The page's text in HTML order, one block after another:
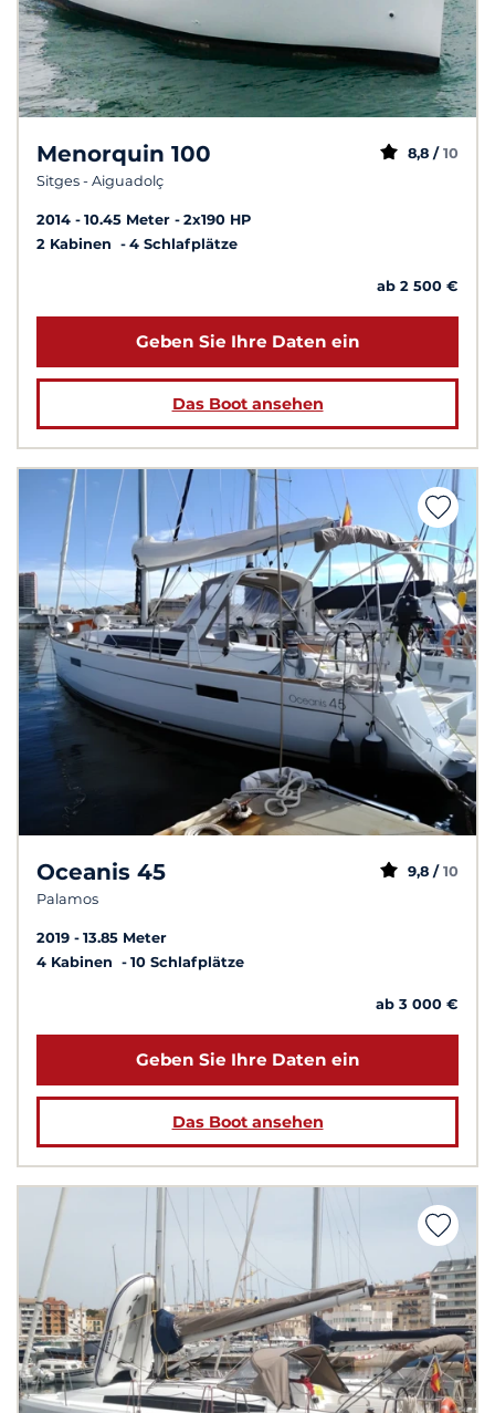
Menorquin 100
Sitges - Aiguadolç
8,8 / 10
2014 10.45 Meter
2x190 HP
2 Kabinen
4 Schlafplätze
ab 2 500 €
Geben Sie Ihre Daten ein
Das Boot ansehen
Oceanis 45
Palamos
9,8 / 10
2019
13.85 Meter
4 Kabinen
10 Schlafplätze
ab 3 000 €
Geben Sie Ihre Daten ein
Das Boot ansehen